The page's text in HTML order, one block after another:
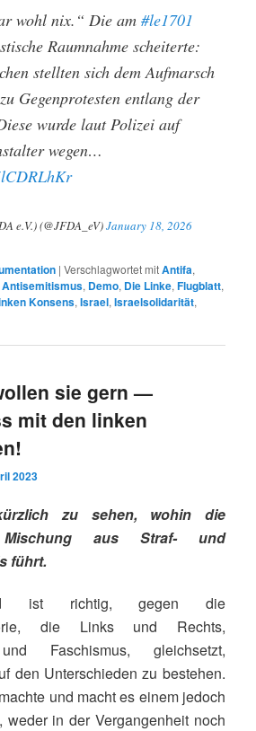
wohl nix.“ Die am#le1701
Raumnahme scheiterte:
stellten sich dem Aufmarsch
Gegenprotesten entlang der
wurde laut Polizei auf
wegen…
e.V.) (@JFDA_eV)January 18, 2026
|Verschlagwortet mitAntifa,
Antisemitismus, Demo, Die Linke,Flugblatt,
Konsens,Israel,Israelsolidarität,
sie gern —
mit den linken
2023
zu sehen, wohin die
Mischung aus Straf- und
führt.
ist richtig, gegen die
die Links und Rechts,
Faschismus, gleichsetzt,
den Unterschieden zu bestehen.
und macht es einem jedoch
weder in der Vergangenheit noch